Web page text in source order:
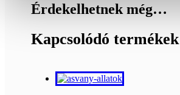
Érdekelhetnek még…
Kapcsolódó termékek